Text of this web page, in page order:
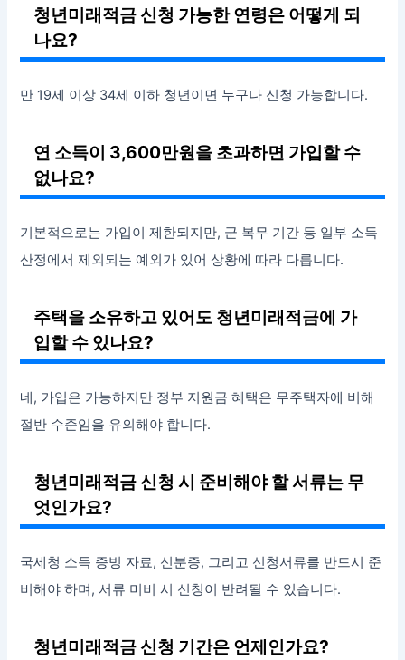
청년미래적금 신청 가능한 연령은 어떻게 되
나요?
만 19세 이상 34세 이하 청년이면 누구나 신청 가능합니다.
연 소득이 3,600만원을 초과하면 가입할 수
없나요?
기본적으로는 가입이 제한되지만, 군 복무 기간 등 일부 소득
산정에서 제외되는 예외가 있어 상황에 따라 다릅니다.
주택을 소유하고 있어도 청년미래적금에 가
입할 수 있나요?
네, 가입은 가능하지만 정부 지원금 혜택은 무주택자에 비해
절반 수준임을 유의해야 합니다.
청년미래적금 신청 시 준비해야 할 서류는 무
엇인가요?
국세청 소득 증빙 자료, 신분증, 그리고 신청서류를 반드시 준
비해야 하며, 서류 미비 시 신청이 반려될 수 있습니다.
청년미래적금 신청 기간은 언제인가요?